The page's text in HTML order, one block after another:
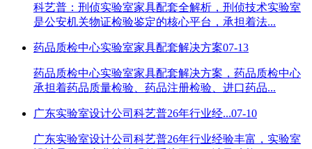
科艺普：刑侦实验室家具配套全解析，刑侦技术实验室
是公安机关物证检验鉴定的核心平台，承担着法...
药品质检中心实验室家具配套解决方案07-13
药品质检中心实验室家具配套解决方案，药品质检中心
承担着药品质量检验、药品注册检验、进口药品...
广东实验室设计公司科艺普26年行业经...07-10
广东实验室设计公司科艺普26年行业经验丰富，实验室